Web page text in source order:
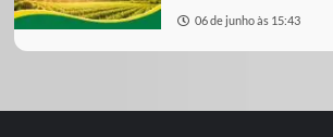
06 de junho às 15:43